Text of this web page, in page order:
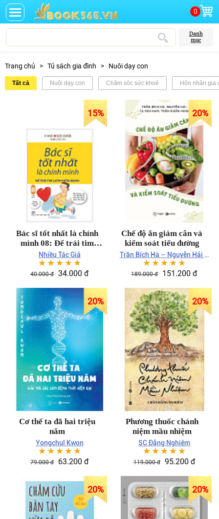
0
Danh
mục
Trang chủ > Tủ sách gia đình > Nuôi dạy con
Tất cả Nuôi dạy con Chăm sóc sức khoẻ Hôn nhân gia
15%
Bác sĩ tốt nhất là chính
mình 08: Để trái tim
luôn khỏe mạnh
Nhiều Tác Giả
☆☆☆☆☆
40.000 đ 34.000 đ
20%
Chế độ ăn giảm cân và
kiểm soát tiểu đường
Trần Bích Hà – Nguyễn Hải –
Tạ Văn Nam – Trần Doãn Hưng
☆☆☆☆☆
189.000 đ 151.200 đ
20%
Cơ thể ta đã hai triệu
năm
Yongchul Kwon
☆☆☆☆☆
79.000 đ 63.200 đ
20%
Phương thuốc chánh
niệm mầu nhiệm
SC Đẳng Nghiêm
☆☆☆☆☆
119.000 đ 95.200 đ
20% 20%